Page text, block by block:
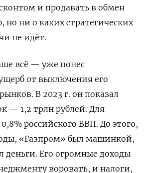
и продавать в обмен
ни о каких стратегических
не идёт.
всё — уже понес
от выключения его
В 2023 г. он показал
— 1,2 трлн рублей. Для
российского ВВП. До этого,
«Газпром» был машинкой,
деньги. Его огромные доходы
воровать, и налоги,